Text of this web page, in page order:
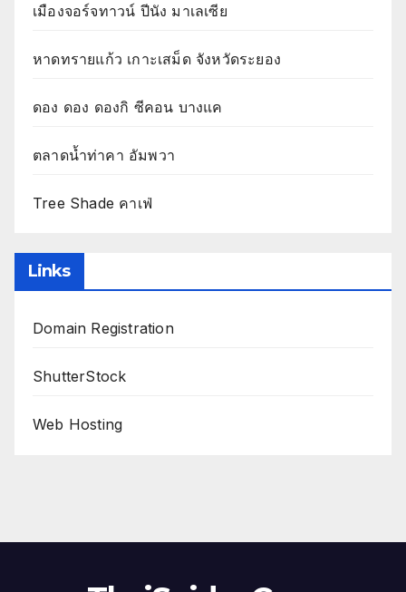
เมืองจอร์จทาวน์ ปีนัง มาเลเซีย
หาดทรายแก้ว เกาะเสม็ด จังหวัดระยอง
ดอง ดอง ดองกิ ซีคอน บางแค
ตลาดน้ำท่าคา อัมพวา
Tree Shade คาเฟ่
Links
Domain Registration
ShutterStock
Web Hosting